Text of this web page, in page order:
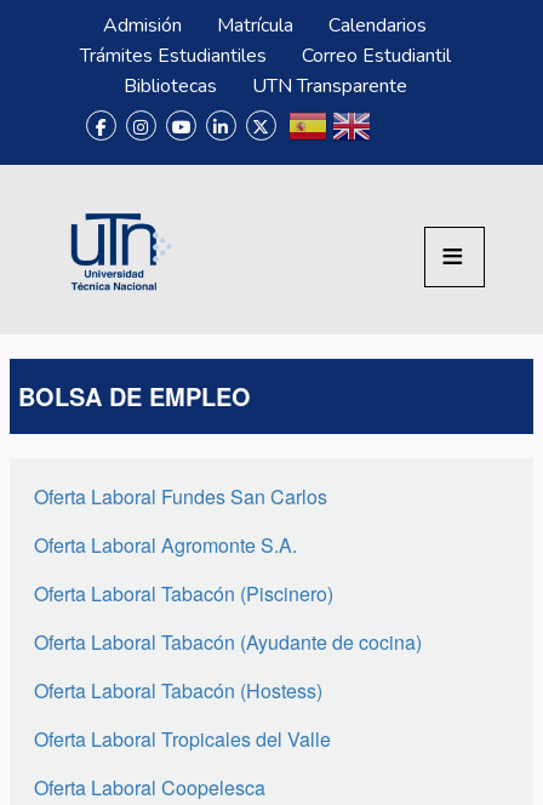
Pasar al contenido principal
Menú SuperiorAdmisión Matrícula
Calendarios
Trámites Estudiantiles
Correo Estudiantil
Bibliotecas
UTN Transparente
BOLSA DE EMPLEO
Oferta Laboral Fundes San Carlos
Oferta Laboral Agromonte S.A.
Oferta Laboral Tabacón (Piscinero)
Oferta Laboral Tabacón (Ayudante de cocina)
Oferta Laboral Tabacón (Hostess)
Oferta Laboral Tropicales del Valle
Oferta Laboral Coopelesca